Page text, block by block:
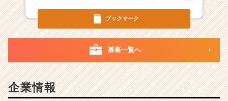
す
長
不
ベ
ブックマーク
募集一覧へ
企業情報